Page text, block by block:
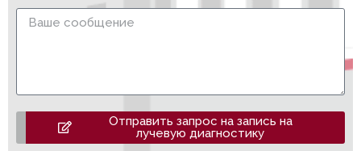
Отправить запрос на запись на
лучевую диагностику